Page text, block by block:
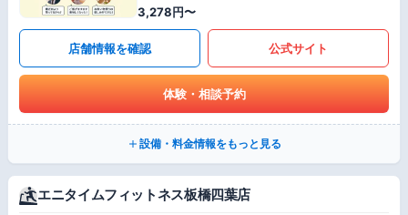
3,278円〜
店舗情報を確認 公式サイト
体験・相談予約
設備・料金情報をもっと見る
エニタイムフィットネス板橋四葉店